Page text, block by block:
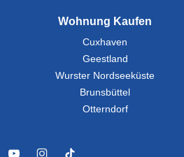
Wohnung Kaufen
Cuxhaven
Geestland
Wurster Nordseeküste
Brunsbüttel
Otterndorf